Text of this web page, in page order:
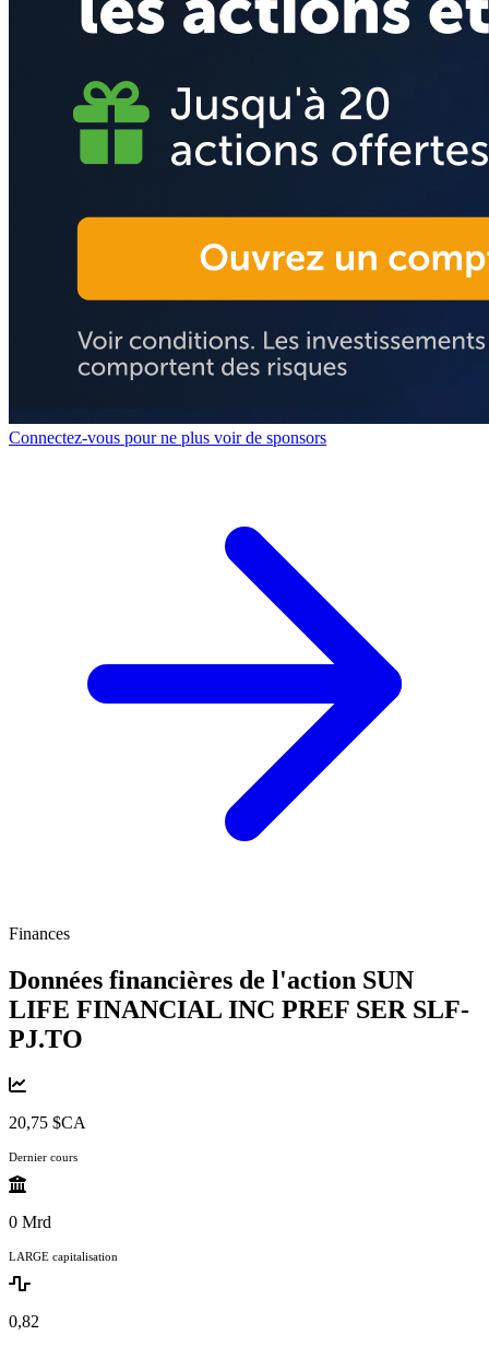
Connectez-vous pour ne plus voir de sponsors
Finances
Données financières de l'action SUN
LIFE FINANCIAL INC PREF SER SLF-
PJ.TO
20,75 $CA
Dernier cours
0 Mrd
LARGE capitalisation
0,82